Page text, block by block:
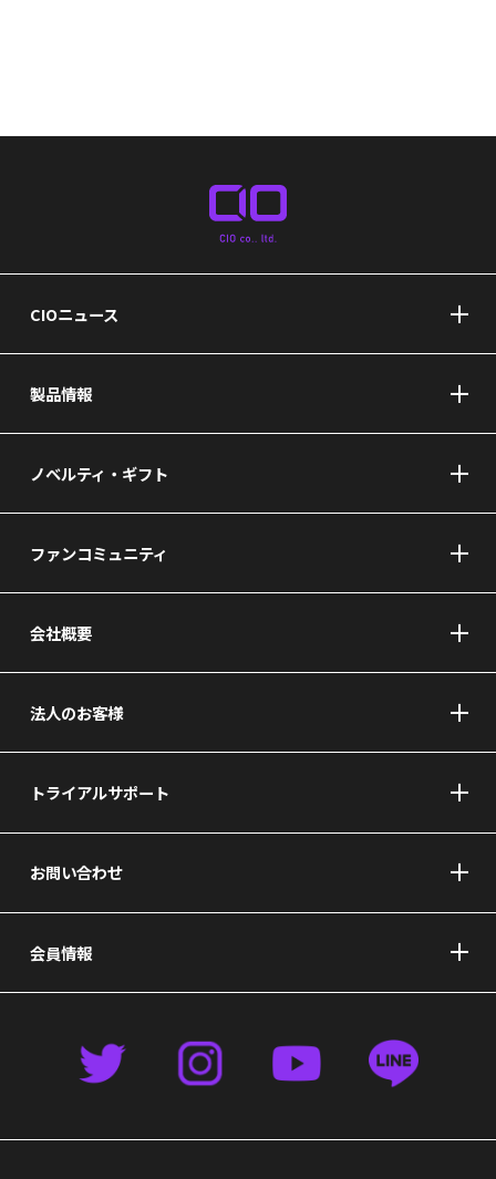
CIOニュース
製品情報
ノベルティ・ギフト
ファンコミュニティ
会社概要
法人のお客様
トライアルサポート
お問い合わせ
会員情報